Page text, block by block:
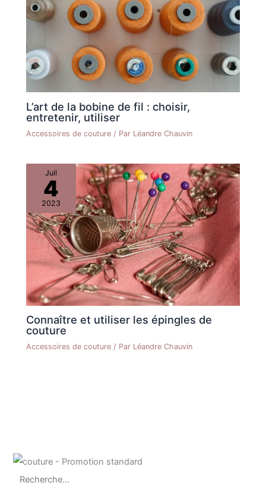
n'est requise, ce qui permet d'économiser du temps et des
efforts.
L’art de la bobine de fil : choisir,
entretenir, utiliser
Accessoires de couture / Par Léandre Chauvin
Juil
4
2023
Connaître et utiliser les épingles de
couture
Accessoires de couture / Par Léandre Chauvin